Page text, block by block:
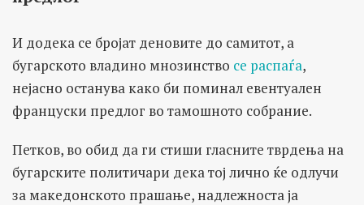
И додека се бројат деновите до самитот, а
бугарското владино мнозинство се распаѓа,
нејасно останува како би поминал евентуален
француски предлог во тамошното собрание.
Петков, во обид да ги стиши гласните тврдења на
бугарските политичари дека тој лично ќе одлучи
за македонското прашање, надлежноста ја